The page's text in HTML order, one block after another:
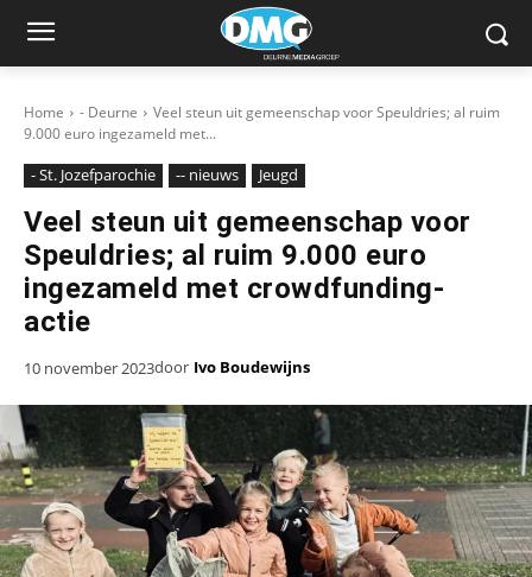
Home - Deurne
Veel steun uit gemeenschap voor Speuldries; al ruim
9.000 euro ingezameld met...
- St. Jozefparochie -- nieuws Jeugd
Veel steun uit gemeenschap voor
Speuldries; al ruim 9.000 euro
ingezameld met crowdfunding-
actie
10 november 2023door Ivo Boudewijns